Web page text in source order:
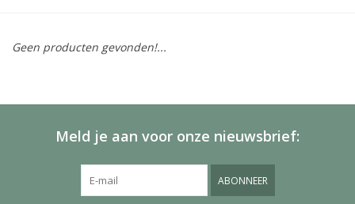
Geen producten gevonden!...
Meld je aan voor onze nieuwsbrief:
ABONNEER